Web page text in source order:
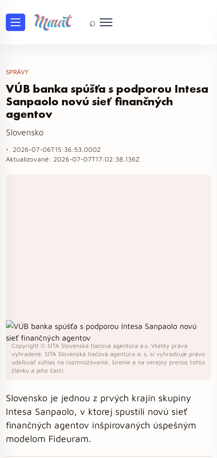
⌕
SPRÁVY
VÚB banka spúšťa s podporou Intesa
Sanpaolo novú sieť finančných
agentov
Slovensko
2026-07-06T15:36:53.000Z
Aktualizované: 2026-07-07T17:02:38.136Z
Copyright © SITA Slovenská tlačová agentúra a.s. Všetky práva
vyhradené. SITA Slovenská tlačová agentúra a. s. si vyhradzuje právo
udeľovať súhlas na rozmnožovanie, šírenie a na verejný prenos tohto
článku a jeho častí.
Slovensko je jednou z prvých krajín skupiny
Intesa Sanpaolo, v ktorej spustili novú sieť
finančných agentov inšpirovaných úspešným
modelom Fideuram.